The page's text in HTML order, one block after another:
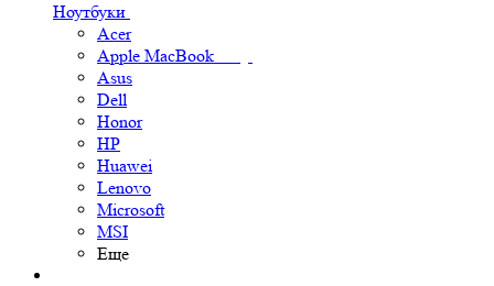
Ноутбуки
Acer
Apple MacBook
Asus
Dell
Honor
HP
Huawei
Lenovo
Microsoft
MSI
Еще